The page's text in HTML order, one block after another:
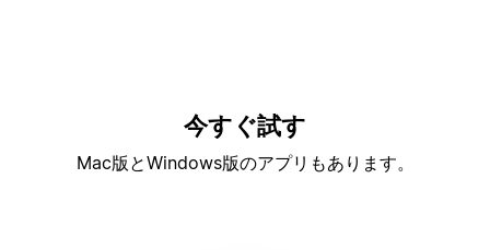
今すぐ試す
Mac版とWindows版のアプリもあります。